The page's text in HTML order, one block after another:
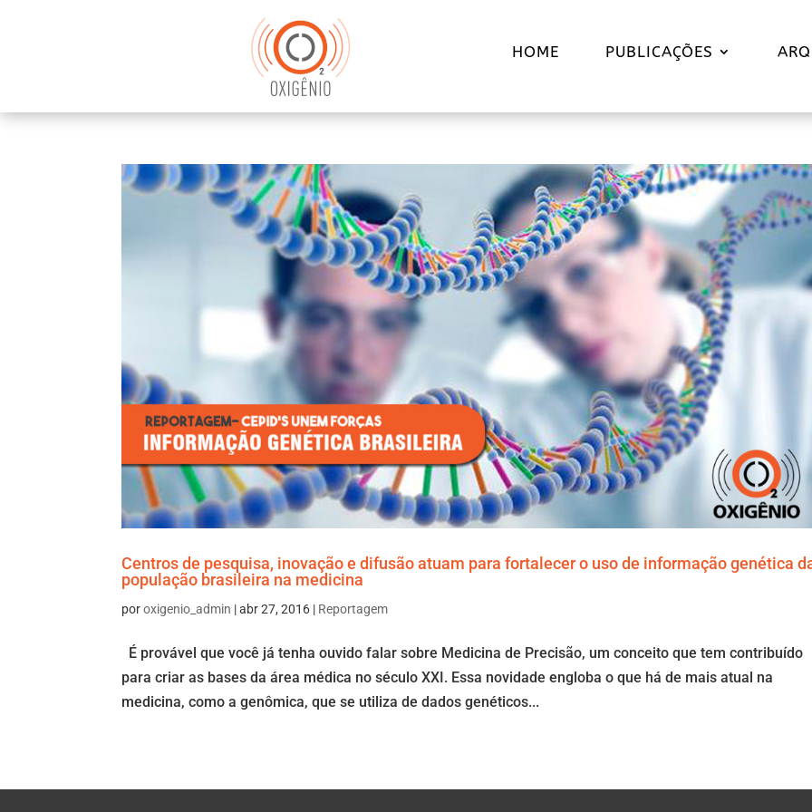
HOME PUBLICAÇÕES
Centros de pesquisa, inovação e difusão atuam para fortalecer o uso de informação genética
população brasileira na medicina
poroxigenio_admin |abr 27, 2016 | Reportagem
É provável que você já tenha ouvido falar sobre Medicina de Precisão, um conceito que tem contribuído
para criar as bases da área médica no século XXI. Essa novidade engloba o que há de mais atual na
medicina, como a genômica, que se utiliza de dados genéticos...